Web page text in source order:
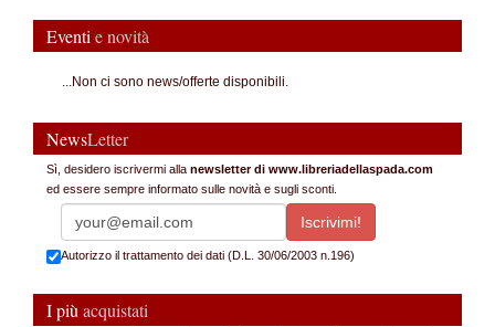
Eventi e novità
...Non ci sono news/offerte disponibili.
NewsLetter
Sì, desidero iscrivermi alla newsletter di www.libreriadellaspada.com
ed essere sempre informato sulle novità e sugli sconti.
Autorizzo il trattamento dei dati (D.L. 30/06/2003 n.196)
I più acquistati